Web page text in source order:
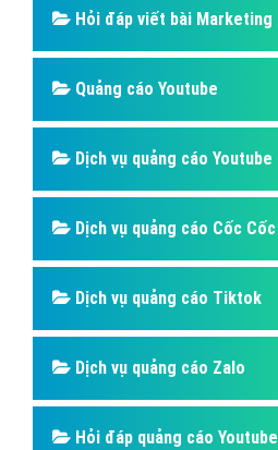
Hỏi đáp viết bài Marketing
Quảng cáo Youtube
Dịch vụ quảng cáo Youtube
Dịch vụ quảng cáo Cốc Cốc
Dịch vụ quảng cáo Tiktok
Dịch vụ quảng cáo Zalo
Hỏi đáp quảng cáo Youtube